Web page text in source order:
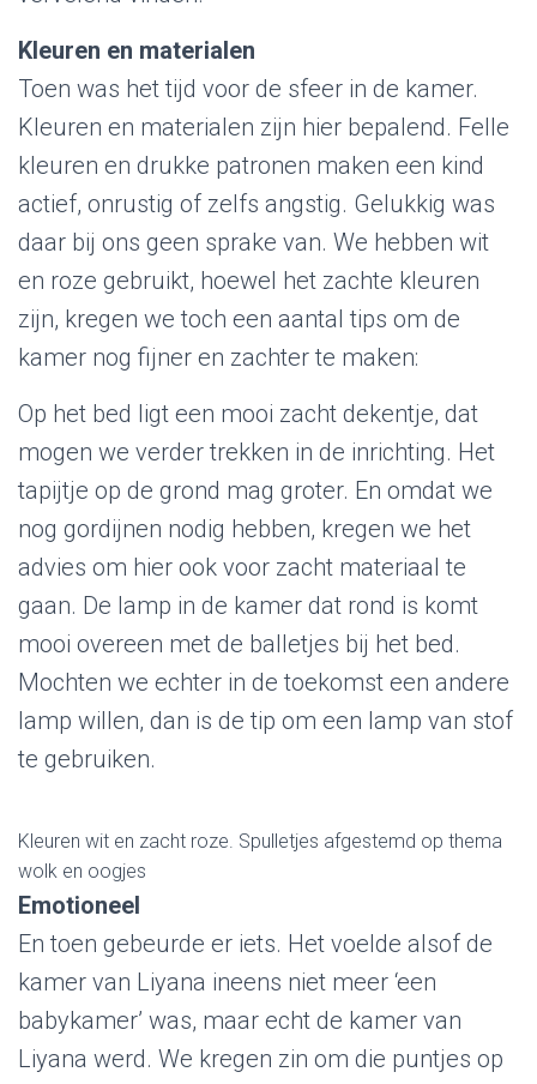
Kleuren en materialen
Toen was het tijd voor de sfeer in de kamer.
Kleuren en materialen zijn hier bepalend. Felle
kleuren en drukke patronen maken een kind
actief, onrustig of zelfs angstig. Gelukkig was
daar bij ons geen sprake van. We hebben wit
en roze gebruikt, hoewel het zachte kleuren
zijn, kregen we toch een aantal tips om de
kamer nog fijner en zachter te maken:
Op het bed ligt een mooi zacht dekentje, dat
mogen we verder trekken in de inrichting. Het
tapijtje op de grond mag groter. En omdat we
nog gordijnen nodig hebben, kregen we het
advies om hier ook voor zacht materiaal te
gaan. De lamp in de kamer dat rond is komt
mooi overeen met de balletjes bij het bed.
Mochten we echter in de toekomst een andere
lamp willen, dan is de tip om een lamp van stof
te gebruiken.
Kleuren wit en zacht roze. Spulletjes afgestemd op thema
wolk en oogjes
Emotioneel
En toen gebeurde er iets. Het voelde alsof de
kamer van Liyana ineens niet meer ‘een
babykamer’ was, maar echt de kamer van
Liyana werd. We kregen zin om die puntjes op